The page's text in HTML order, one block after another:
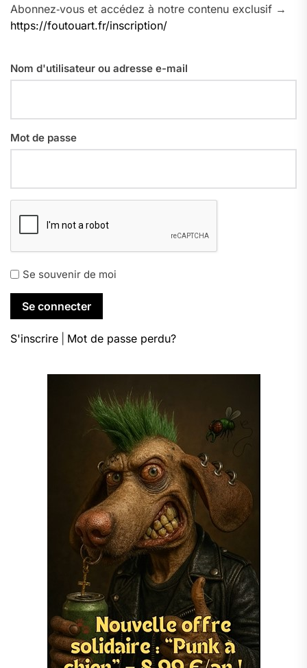
Abonnez‑vous et accédez à notre contenu exclusif →
https://foutouart.fr/inscription/
Nom d'utilisateur ou adresse e-mail
Mot de passe
Se souvenir de moi
S'inscrire Mot de passe perdu?